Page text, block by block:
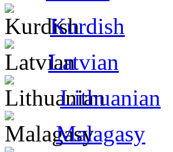
Kurdish
Latvian
Lithuanian
Malagasy